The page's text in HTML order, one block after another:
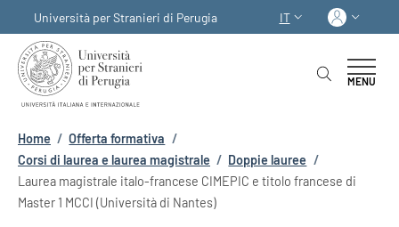
Università per Stranieri di Perugia
SELETTORE LINGUA:
IT
MENU
Briciole di pane
Home / Offerta formativa /
Corsi di laurea e laurea magistrale / Doppie lauree /
Laurea magistrale italo-francese CIMEPIC e titolo francese di
Master 1 MCCI (Università di Nantes)